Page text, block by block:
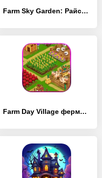
Farm Sky Garden: Райская ферма
Farm Day Village фермер: Offline игры